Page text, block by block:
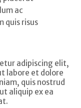
ac
quis risus
adipiscing elit,
labore et dolore
quis nostrud
aliquip ex ea